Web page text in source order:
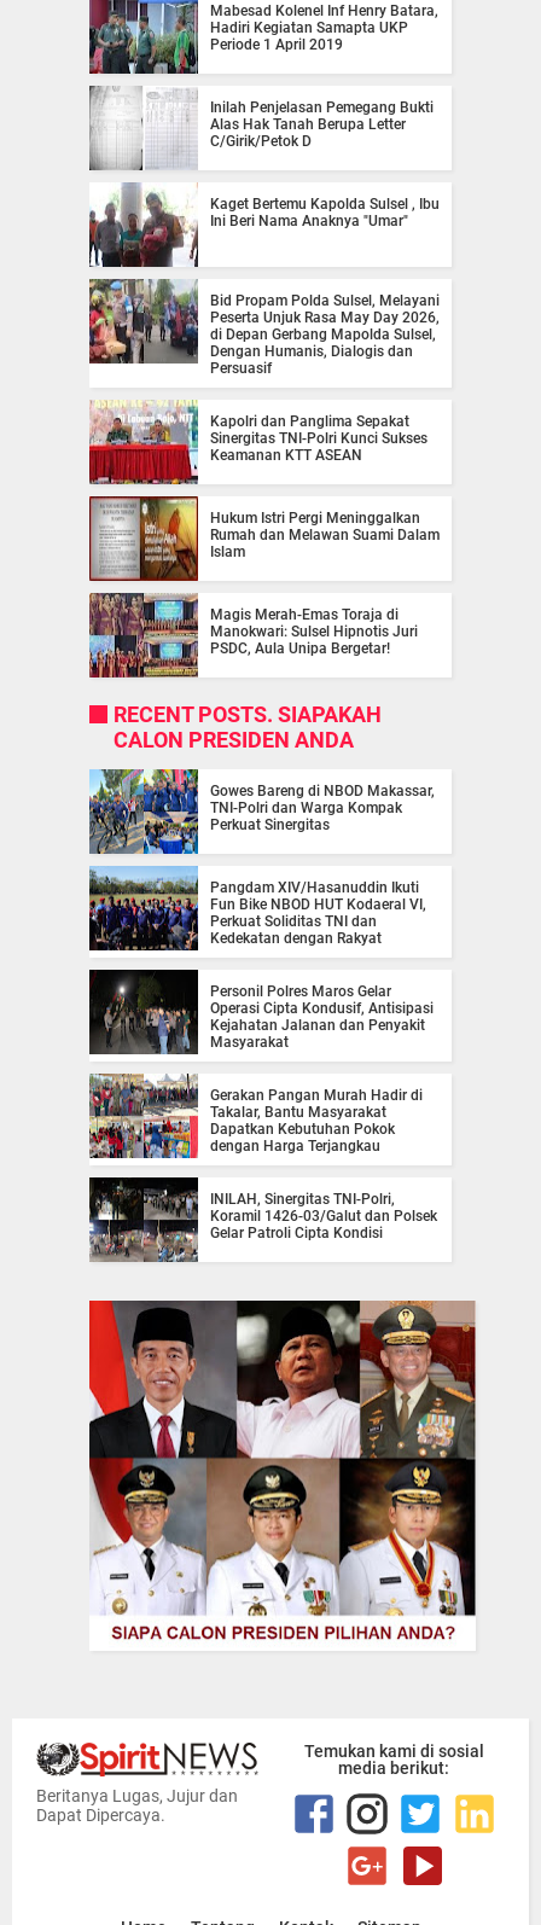
Mabesad Kolenel Inf Henry Batara,
Hadiri Kegiatan Samapta UKP
Periode 1 April 2019
Inilah Penjelasan Pemegang Bukti
Alas Hak Tanah Berupa Letter
C/Girik/Petok D
Kaget Bertemu Kapolda Sulsel , Ibu
Ini Beri Nama Anaknya "Umar"
Bid Propam Polda Sulsel, Melayani
Peserta Unjuk Rasa May Day 2026,
di Depan Gerbang Mapolda Sulsel,
Dengan Humanis, Dialogis dan
Persuasif
Kapolri dan Panglima Sepakat
Sinergitas TNI-Polri Kunci Sukses
Keamanan KTT ASEAN
Hukum Istri Pergi Meninggalkan
Rumah dan Melawan Suami Dalam
Islam
Magis Merah-Emas Toraja di
Manokwari: Sulsel Hipnotis Juri
PSDC, Aula Unipa Bergetar!
RECENT POSTS. SIAPAKAH
CALON PRESIDEN ANDA
Gowes Bareng di NBOD Makassar,
TNI-Polri dan Warga Kompak
Perkuat Sinergitas
Pangdam XIV/Hasanuddin Ikuti
Fun Bike NBOD HUT Kodaeral VI,
Perkuat Soliditas TNI dan
Kedekatan dengan Rakyat
Personil Polres Maros Gelar
Operasi Cipta Kondusif, Antisipasi
Kejahatan Jalanan dan Penyakit
Masyarakat
Gerakan Pangan Murah Hadir di
Takalar, Bantu Masyarakat
Dapatkan Kebutuhan Pokok
dengan Harga Terjangkau
INILAH, Sinergitas TNI-Polri,
Koramil 1426-03/Galut dan Polsek
Gelar Patroli Cipta Kondisi
Beritanya Lugas, Jujur dan
Dapat Dipercaya.
Temukan kami di sosial
media berikut: